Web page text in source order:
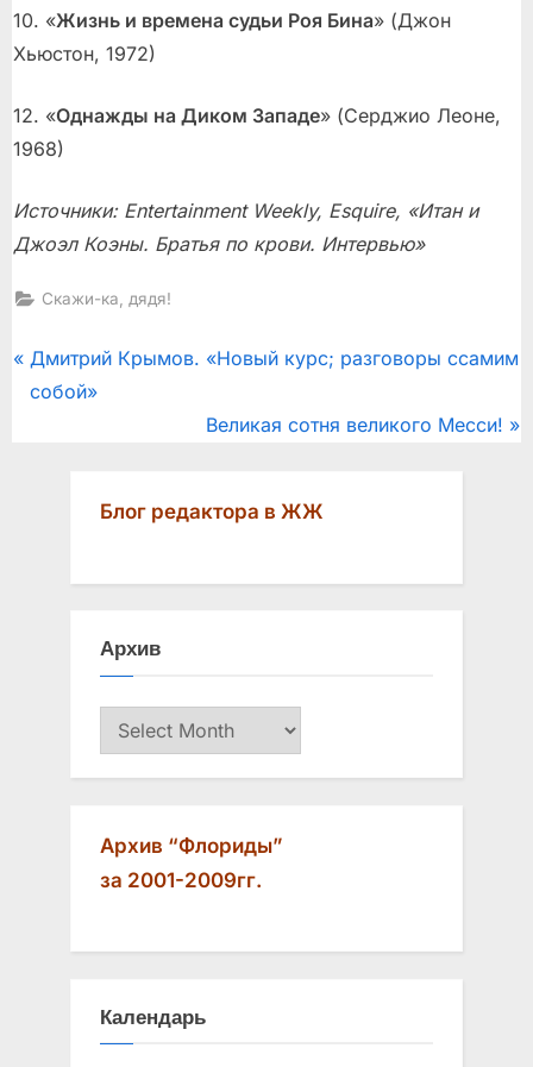
10. «Жизнь и времена судьи Роя Бина» (Джон
Хьюстон, 1972)
12. «Однажды на Диком Западе» (Серджио Леоне,
1968)
Источники: Entertainment Weekly, Esquire, «Итан и
Джоэл Коэны. Братья по крови. Интервью»
Скажи-ка, дядя!
Post
P
r
Дмитрий Крымов. «Новый курс; разговоры ссамим
собой»
N
t
o
Великая сотня великого Месси!
Блог редактора в ЖЖ
Архив
Архив
Архив “Флориды”
за 2001-2009гг.
Календарь